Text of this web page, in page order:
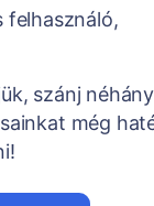
felhasználó,
szánj
még